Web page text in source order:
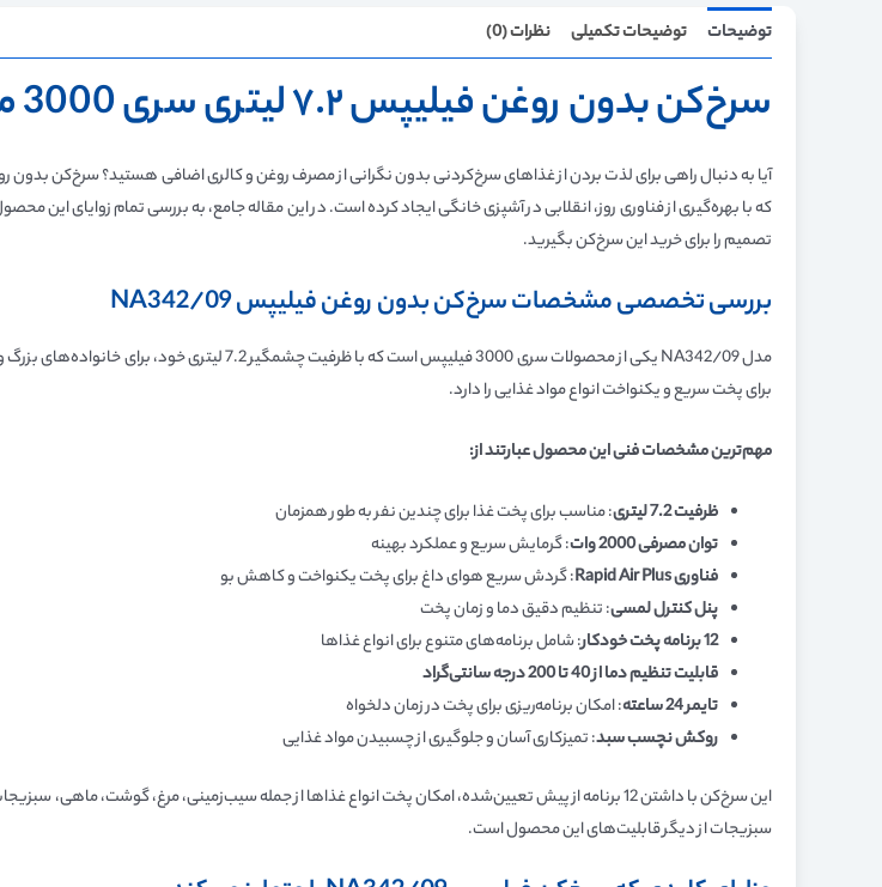
توضیحات توضیحات تکمیلی نظرات (0)
سرخ‌کن بدون روغن فیلیپس ۷.۲ لیتری سری 3000 مدل NA342/09
که با بهره‌گیری از فناوری روز، انقلابی در آشپزی خانگی ایجاد کرده است. در این مقاله جامع، به بررسی تمام زوایای این
تصمیم را برای خرید این سرخ‌کن بگیرید.
بررسی تخصصی مشخصات سرخ‌کن بدون روغن فیلیپس NA342/09
برای پخت سریع و یکنواخت انواع مواد غذایی را دارد.
مهم‌ترین مشخصات فنی این محصول عبارتند از:
ظرفیت 7.2 لیتری
: مناسب برای پخت غذا برای چندین نفر به طور همزمان
توان مصرفی 2000 وات
: گرمایش سریع و عملکرد بهینه
فناوری
: گردش سریع هوای داغ برای پخت یکنواخت و کاهش بو
پنل کنترل لمسی: تنظیم دقیق دما و زمان پخت
12 برنامه پخت خودکار
: شامل برنامه‌های متنوع برای انواع غذاها
قابلیت تنظیم دما از 40 تا 200 درجه سانتی‌گراد
تایمر 24 ساعته
: امکان برنامه‌ریزی برای پخت در زمان دلخواه
روکش نچسب سبد: تمیزکاری آسان و جلوگیری از چسبیدن مواد غذایی
این سرخ‌کن با داشتن 12 برنامه از پیش تعیین‌شده، امکان پخت انواع غذاها از جمله سیب‌زمینی، مرغ،
سبزیجات از دیگر قابلیت‌های این محصول است.